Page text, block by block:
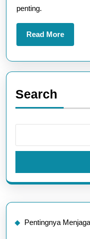
penting.
Read MoreRead
More
Search
Pentingnya